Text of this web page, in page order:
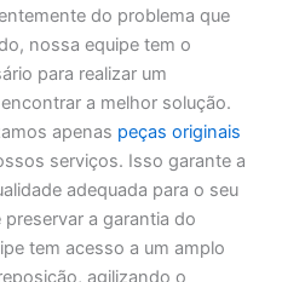
do problema que
nossa equipe tem o
para realizar um
a melhor solução.
apenas peças originais
serviços. Isso garante a
adequada para o seu
a garantia do
tem acesso a um amplo